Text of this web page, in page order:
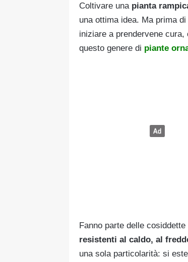
Coltivare una pianta
una ottima idea. Ma prima
iniziare a prendervene
questo genere di piante
Fanno parte delle cosiddette
resistenti al caldo, al
una sola particolarità: si